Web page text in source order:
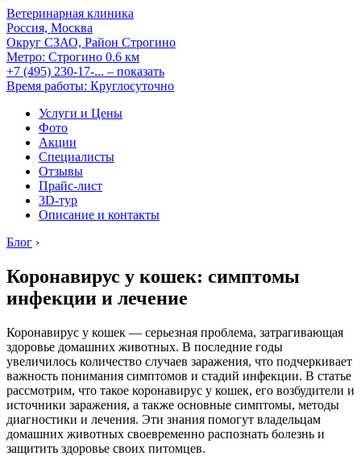
Ветеринарная клиника
Россия, Москва
Округ СЗАО, Район Строгино
Метро: Строгино 0.6 км
+7 (495) 230-17-... – показать
Время работы: Круглосуточно
Услуги и Цены
Фото
Акции
Специалисты
Отзывы
Прайс-лист
3D-тур
Описание и контакты
Блог ›
Коронавирус у кошек: симптомы
инфекции и лечение
Коронавирус у кошек — серьезная проблема, затрагивающая
здоровье домашних животных. В последние годы
увеличилось количество случаев заражения, что подчеркивает
важность понимания симптомов и стадий инфекции. В статье
рассмотрим, что такое коронавирус у кошек, его возбудители и
источники заражения, а также основные симптомы, методы
диагностики и лечения. Эти знания помогут владельцам
домашних животных своевременно распознать болезнь и
защитить здоровье своих питомцев.